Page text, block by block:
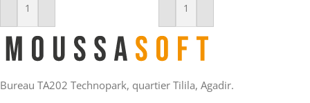
Ajouter Au Panier Ajouter Au Panier
Bureau TA202 Technopark, quartier Tilila, Agadir.